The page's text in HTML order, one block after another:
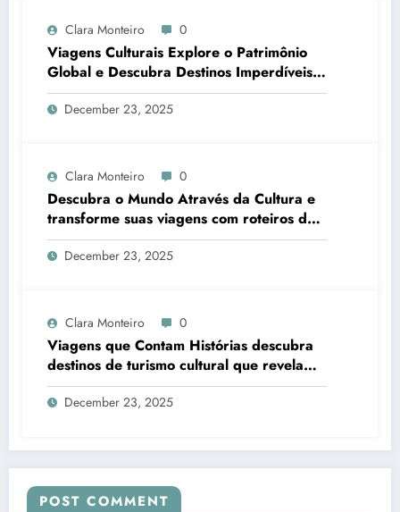
Clara Monteiro 0
Viagens Culturais Explore o Patrimônio
Global e Descubra Destinos Imperdíveis
de Turismo Cultural
December 23, 2025
Clara Monteiro 0
Descubra o Mundo Através da Cultura e
transforme suas viagens com roteiros de
turismo cultural, experiências autênticas e
dicas locais
December 23, 2025
Clara Monteiro 0
Viagens que Contam Histórias descubra
destinos de turismo cultural que revelam
arte, tradição e memórias
December 23, 2025
POST COMMENT